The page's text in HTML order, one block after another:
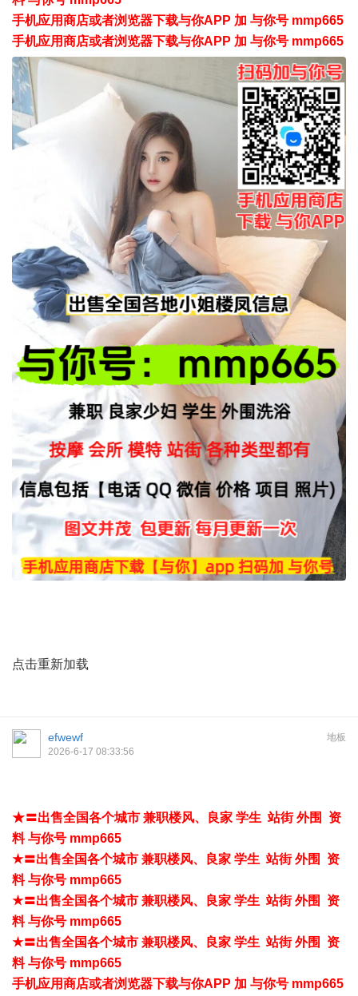
手机应用商店或者浏览器下载与你APP 加 与你号 mmp665
手机应用商店或者浏览器下载与你APP 加 与你号 mmp665
点击重新加载
地板
efwewf
2026-6-17 08:33:56
★〓出售全国各个城市 兼职楼风、良家 学生 站街 外围 资
料 与你号 mmp665
★〓出售全国各个城市 兼职楼风、良家 学生 站街 外围 资
料 与你号 mmp665
★〓出售全国各个城市 兼职楼风、良家 学生 站街 外围 资
料 与你号 mmp665
★〓出售全国各个城市 兼职楼风、良家 学生 站街 外围 资
料 与你号 mmp665
手机应用商店或者浏览器下载与你APP 加 与你号 mmp665